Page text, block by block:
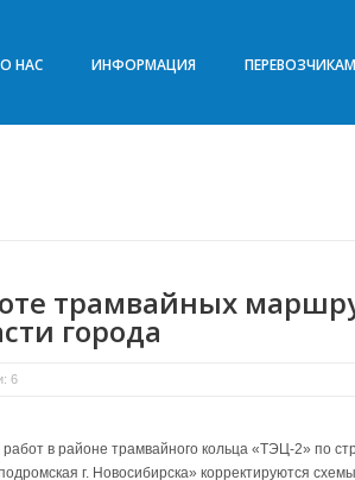
О НАС ИНФОРМАЦИЯ ПЕРЕВОЗЧИКАМ
трамвайных
города
6
в районе трамвайного кольца «ТЭЦ-2» по
г. Новосибирска» корректируются